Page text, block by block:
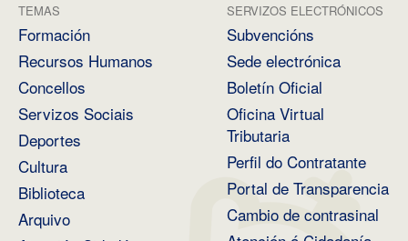
TEMAS
Formación
Recursos Humanos
Concellos
Servizos Sociais
Deportes
Cultura
Biblioteca
Arquivo
SERVIZOS ELECTRÓNICOS
Subvencións
Sede electrónica
Boletín Oficial
Oficina Virtual
Tributaria
Perfil do Contratante
Portal de Transparencia
Cambio de contrasinal